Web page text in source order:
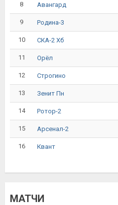
8 Авангард
9 Родина-3
10 СКА-2 Хб
11 Орёл
12 Строгино
13 Зенит Пн
14 Ротор-2
15 Арсенал-2
16 Квант
МАТЧИ